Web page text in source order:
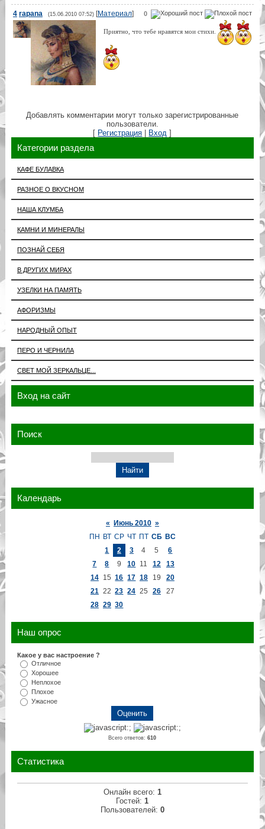
0
4 rapana (15.06.2010 07:52)[Материал]
Приятно, что тебе нравятся мои стихи.
Добавлять комментарии могут только зарегистрированные
пользователи.
[ Регистрация | Вход ]
Категории раздела
КАФЕ БУЛАВКА
РАЗНОЕ О ВКУСНОМ
НАША КЛУМБА
КАМНИ И МИНЕРАЛЫ
ПОЗНАЙ СЕБЯ
В ДРУГИХ МИРАХ
УЗЕЛКИ НА ПАМЯТЬ
АФОРИЗМЫ
НАРОДНЫЙ ОПЫТ
ПЕРО И ЧЕРНИЛА
СВЕТ МОЙ ЗЕРКАЛЬЦЕ...
Вход на сайт
Поиск
Календарь
« Июнь 2010 »
ПН ВТ СР ЧТ ПТ СБ ВС
1
2 3 4 5
6
7
8 9 10 11 12
13
14 15 16 17 18 19
20
21 22 23 24 25 26
27
28 29 30
Наш опрос
Какое у вас настроение ?
Отличное
Хорошее
Неплохое
Плохое
Ужасное
Всего ответов:610
Статистика
Онлайн всего: 1
Гостей: 1
Пользователей: 0